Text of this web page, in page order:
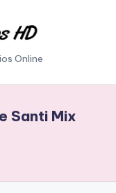
Online
Santi Mix